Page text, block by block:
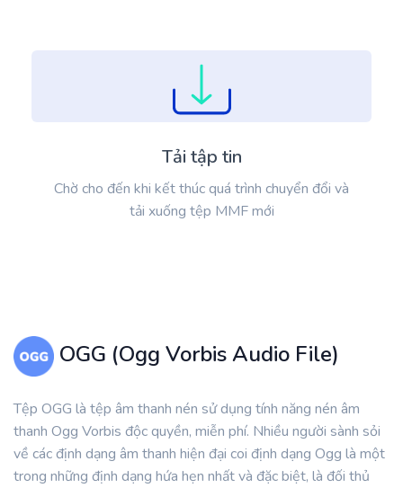
Tải tập tin
Chờ cho đến khi kết thúc quá trình chuyển đổi và
tải xuống tệp MMF mới
OGG (Ogg Vorbis Audio File)
Tệp OGG là tệp âm thanh nén sử dụng tính năng nén âm
thanh Ogg Vorbis độc quyền, miễn phí. Nhiều người sành sỏi
về các định dạng âm thanh hiện đại coi định dạng Ogg là một
trong những định dạng hứa hẹn nhất và đặc biệt, là đối thủ